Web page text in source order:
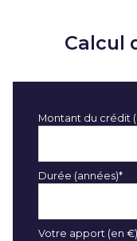
Calcul
Montant du crédit
Durée (années)*
Votre apport (en